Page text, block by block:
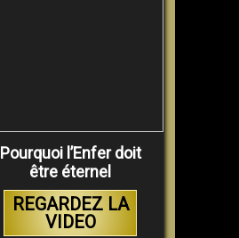
Pourquoi l’Enfer doit
être éternel
REGARDEZ LA
VIDEO